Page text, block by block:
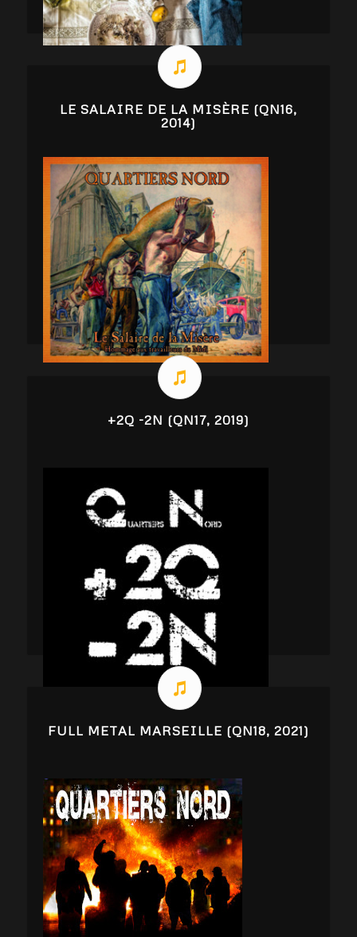
LE SALAIRE DE LA MISÈRE (QN16,
2014)
+2Q -2N (QN17, 2019)
FULL METAL MARSEILLE (QN18, 2021)